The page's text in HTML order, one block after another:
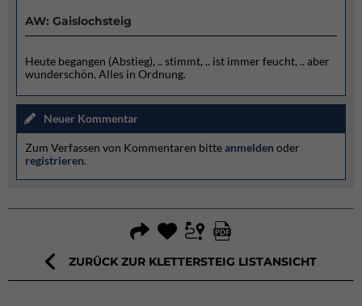
AW: Gaislochsteig
Heute begangen (Abstieg), .. stimmt, .. ist immer feucht, .. aber
wunderschön. Alles in Ordnung.
Neuer Kommentar
Zum Verfassen von Kommentaren bitteanmelden oder
registrieren.
ZURÜCK ZUR KLETTERSTEIG LISTANSICHT